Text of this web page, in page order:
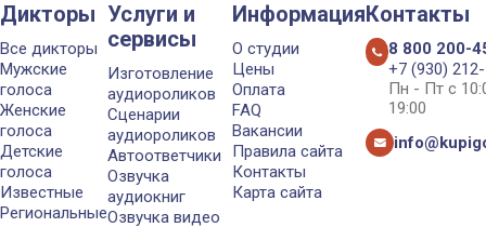
Дикторы
Все дикторы
Мужские
голоса
Женские
голоса
Детские
голоса
Известные
Региональные
Услуги и
сервисы
Изготовление
аудиороликов
Сценарии
аудиороликов
Автоответчики
Озвучка
аудиокниг
Озвучка видео
Информация
О студии
Цены
Оплата
FAQ
Вакансии
Правила сайта
Контакты
Карта сайта
Контакты
8 800 200-
+7 (930)
Пн - Пт с
19:00